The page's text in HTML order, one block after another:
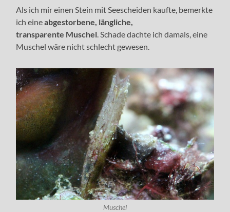
Als ich mir einen Stein mit Seescheiden kaufte, bemerkte
ich eineabgestorbene, längliche,
transparente Muschel . Schade dachte ich damals, eine
Muschel wäre nicht schlecht gewesen.
Muschel